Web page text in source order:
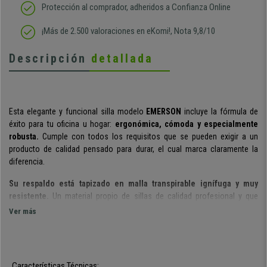
Protección al comprador, adheridos a Confianza Online
¡Más de 2.500 valoraciones en eKomi!, Nota 9,8/10
Descripción detallada
Esta elegante y funcional silla modelo EMERSONincluye la fórmula de
éxito para tu oficina u hogar: ergonómica, cómoda y especialmente
robusta. Cumple con todos los requisitos que se pueden exigir a un
producto de calidad pensado para durar, el cual marca claramente la
diferencia.
Su respaldo está tapizado en malla transpirable ignífuga y muy
resistente. Un material propio de sillas de calidad profesional y que
asegura una óptima usabilidad. Incluye
Ver más